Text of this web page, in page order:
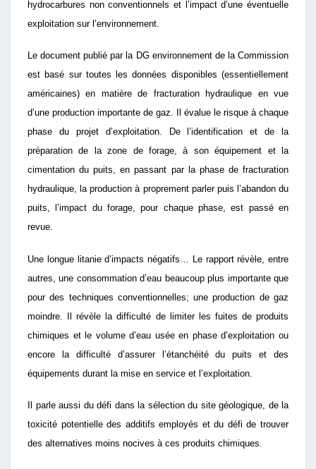
hydrocarbures non conventionnels et l’impact d’une éventuelle
exploitation sur l’environnement.
Le document publié par la DG environnement de la Commission
est basé sur toutes les données disponibles (essentiellement
américaines) en matière de fracturation hydraulique en vue
d’une production importante de gaz. Il évalue le risque à chaque
phase du projet d’exploitation. De l’identification et de la
préparation de la zone de forage, à son équipement et la
cimentation du puits, en passant par la phase de fracturation
hydraulique, la production à proprement parler puis l’abandon du
puits, l’impact du forage, pour chaque phase, est passé en
revue.
Une longue litanie d’impacts négatifs… Le rapport révèle, entre
autres, une consommation d’eau beaucoup plus importante que
pour des techniques conventionnelles; une production de gaz
moindre. Il révèle la difficulté de limiter les fuites de produits
chimiques et le volume d’eau usée en phase d’exploitation ou
encore la difficulté d’assurer l’étanchéité du puits et des
équipements durant la mise en service et l’exploitation.
Il parle aussi du défi dans la sélection du site géologique, de la
toxicité potentielle des additifs employés et du défi de trouver
des alternatives moins nocives à ces produits chimiques.